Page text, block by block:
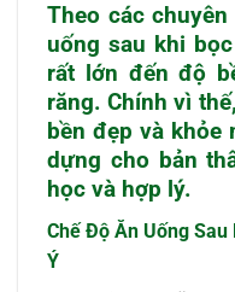
Theo các
uống sau khi
rất lớn đến độ
răng. Chính vì
bền đẹp và khỏe
dựng cho bản
học và hợp lý.
Chế Độ Ăn Uống Sau
Ý